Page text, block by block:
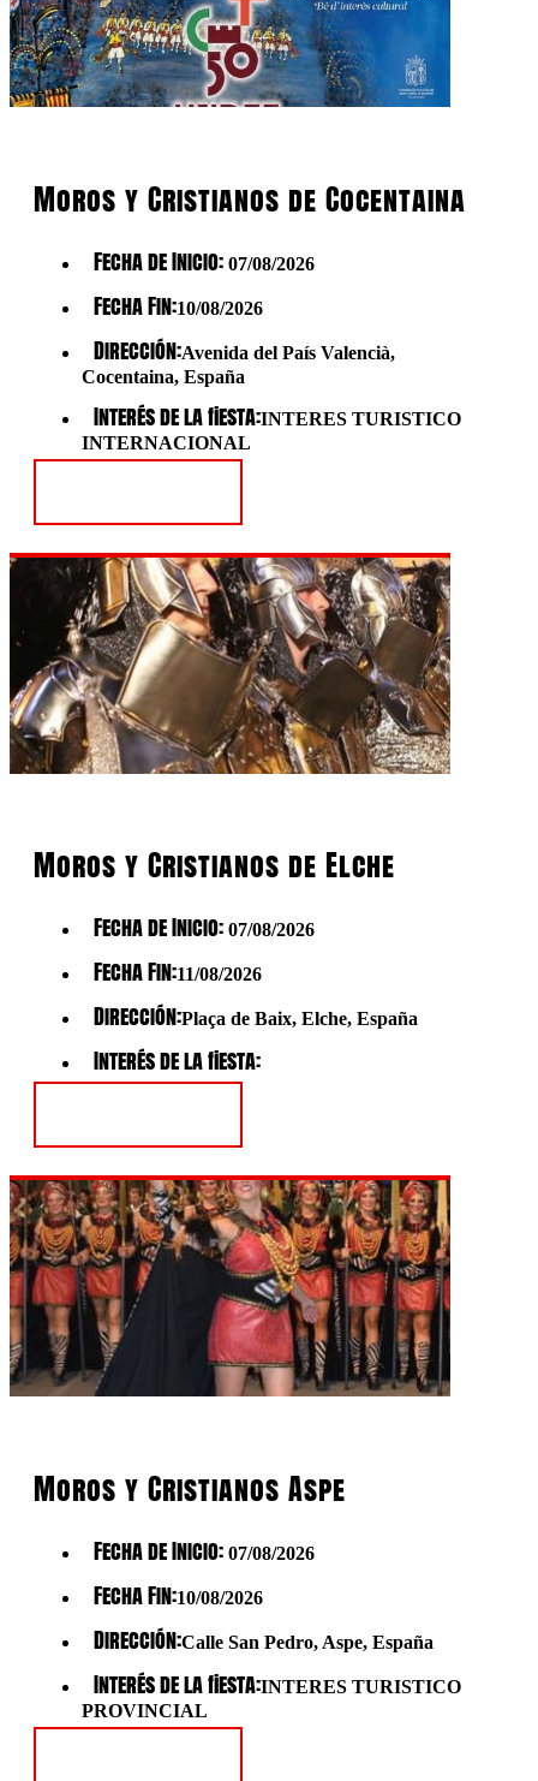
Moros y Cristianos de Cocentaina
Fecha de Inicio: 07/08/2026
Fecha Fin:10/08/2026
Dirección:Avenida del País Valencià,
Cocentaina, España
Interés de la fiesta:INTERES TURISTICO
INTERNACIONAL
Moros y Cristianos de Elche
Fecha de Inicio: 07/08/2026
Fecha Fin:11/08/2026
Dirección:Plaça de Baix, Elche, España
Interés de la fiesta:
Moros y Cristianos Aspe
Fecha de Inicio: 07/08/2026
Fecha Fin:10/08/2026
Dirección:Calle San Pedro, Aspe, España
Interés de la fiesta:INTERES TURISTICO
PROVINCIAL